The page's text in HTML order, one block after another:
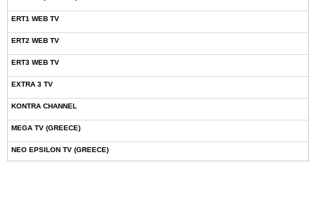
ERT1 WEB TV
ERT2 WEB TV
ERT3 WEB TV
EXTRA 3 TV
KONTRA CHANNEL
MEGA TV (GREECE)
NEO EPSILON TV (GREECE)